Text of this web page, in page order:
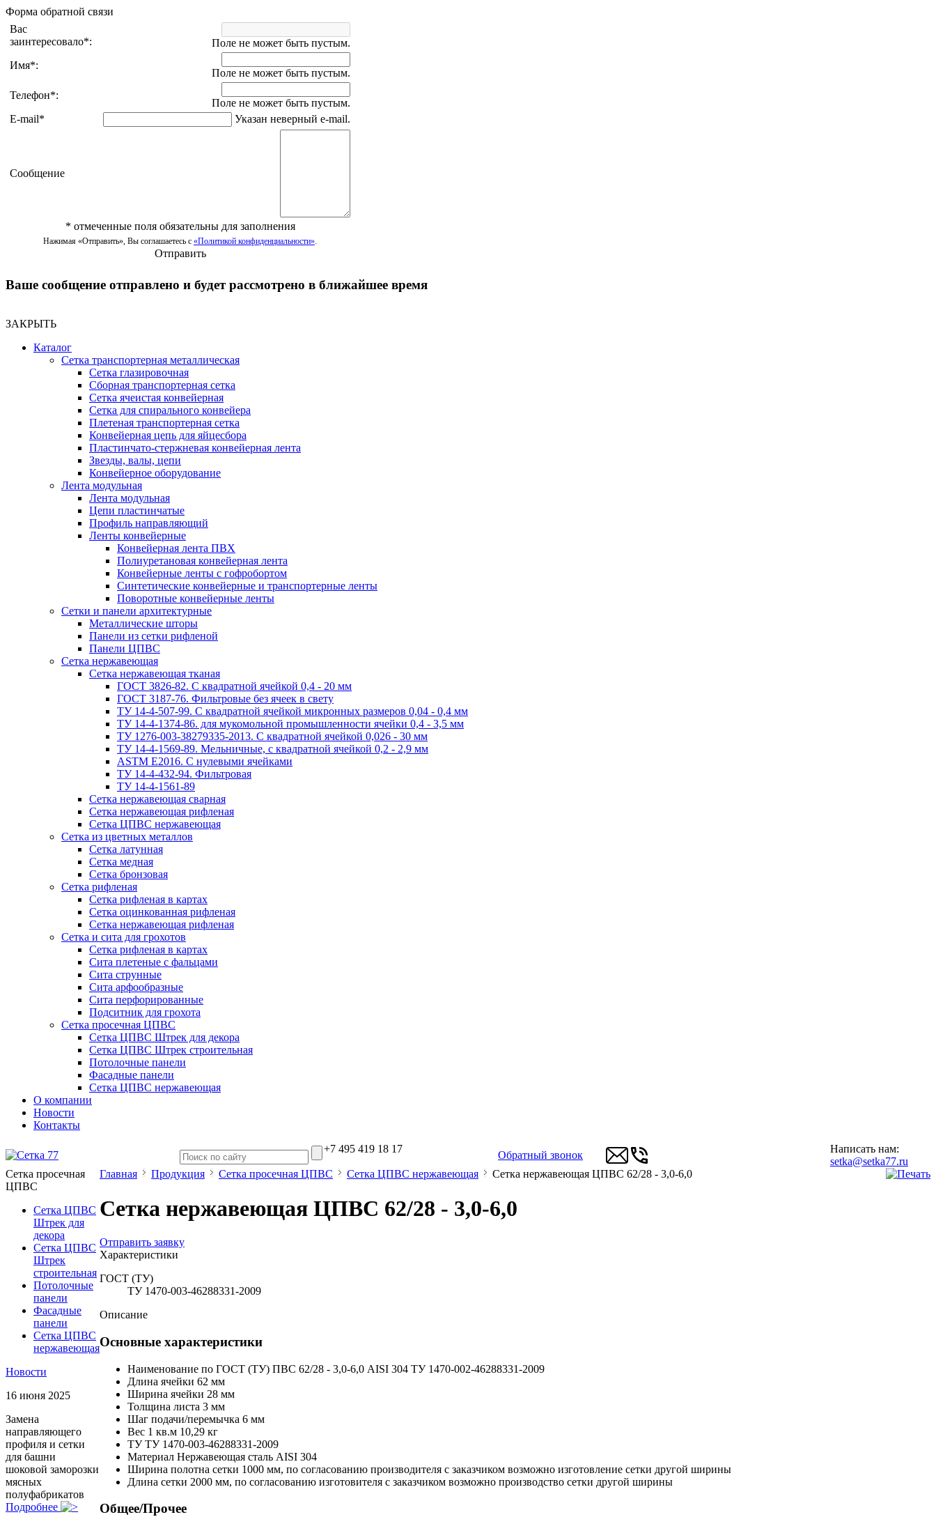
Форма обратной связи
Вас
заинтересовало*:
Поле не может быть пустым.
Имя*:
Поле не может быть пустым.
Телефон*:
Поле не может быть пустым.
E-mail* Указан неверный e-mail.
Сообщение
* отмеченные поля обязательны для заполнения
Нажимая «Отправить», Вы соглашаетесь с «Политикой конфиденциальности».
Отправить
Ваше сообщение отправлено и будет рассмотрено в ближайшее время
ЗАКРЫТЬ
Каталог
Сетка транспортерная металлическая
Сетка глазировочная
Сборная транспортерная сетка
Сетка ячеистая конвейерная
Сетка для спирального конвейера
Плетеная транспортерная сетка
Конвейерная цепь для яйцесбора
Пластинчато-стержневая конвейерная лента
Звезды, валы, цепи
Конвейерное оборудование
Лента модульная
Лента модульная
Цепи пластинчатые
Профиль направляющий
Ленты конвейерные
Конвейерная лента ПВХ
Полиуретановая конвейерная лента
Конвейерные ленты с гофробортом
Синтетические конвейерные и транспортерные ленты
Поворотные конвейерные ленты
Cетки и панели архитектурные
Металлические шторы
Панели из сетки рифленой
Панели ЦПВС
Сетка нержавеющая
Сетка нержавеющая тканая
ГОСТ 3826-82. C квадратной ячейкой 0,4 - 20 мм
ГОСТ 3187-76. Фильтровые без ячеек в свету
ТУ 14-4-507-99. C квадратной ячейкой микронных размеров 0,04 - 0,4 мм
ТУ 14-4-1374-86. для мукомольной промышленности ячейки 0,4 - 3,5 мм
ТУ 1276-003-38279335-2013. С квадратной ячейкой 0,026 - 30 мм
ТУ 14-4-1569-89. Мельничные, с квадратной ячейкой 0,2 - 2,9 мм
ASTM E2016. С нулевыми ячейками
ТУ 14-4-432-94. Фильтровая
ТУ 14-4-1561-89
Сетка нержавеющая сварная
Сетка нержавеющая рифленая
Сетка ЦПВС нержавеющая
Сетка из цветных металлов
Сетка латунная
Сетка медная
Сетка бронзовая
Сетка рифленая
Сетка рифленая в картах
Сетка оцинкованная рифленая
Сетка нержавеющая рифленая
Сетка и сита для грохотов
Сетка рифленая в картах
Сита плетеные с фальцами
Сита струнные
Сита арфообразные
Сита перфорированные
Подситник для грохота
Сетка просечная ЦПВС
Сетка ЦПВС Штрек для декора
Сетка ЦПВС Штрек строительная
Потолочные панели
Фасадные панели
Сетка ЦПВС нержавеющая
О компании
Новости
Контакты
+7 495 419 18 17
Обратный звонок
Написать нам:
setka@setka77.ru
Сетка просечная
ЦПВС
Сетка ЦПВС
Штрек для
декора
Сетка ЦПВС
Штрек
строительная
Потолочные
панели
Фасадные
панели
Сетка ЦПВС
нержавеющая
Новости
16 июня 2025
Замена
направляющего
профиля и сетки
для башни
шоковой заморозки
мясных
полуфабрикатов
Подробнее
Главная Продукция Сетка просечная ЦПВС Сетка ЦПВС нержавеющая Сетка нержавеющая ЦПВС 62/28 - 3,0-6,0
Сетка нержавеющая ЦПВС 62/28 - 3,0-6,0
Отправить заявку
Характеристики
ГОСТ (ТУ)
ТУ 1470-003-46288331-2009
Описание
Основные характеристики
Наименование по ГОСТ (ТУ) ПВС 62/28 - 3,0-6,0 AISI 304 ТУ 1470-002-46288331-2009
Длина ячейки 62 мм
Ширина ячейки 28 мм
Толщина листа 3 мм
Шаг подачи/перемычка 6 мм
Вес 1 кв.м 10,29 кг
ТУ ТУ 1470-003-46288331-2009
Материал Нержавеющая сталь AISI 304
Ширина полотна сетки 1000 мм, по согласованию производителя с заказчиком возможно изготовление сетки другой ширины
Длина сетки 2000 мм, по согласованию изготовителя с заказчиком возможно производство сетки другой ширины
Общее/Прочее